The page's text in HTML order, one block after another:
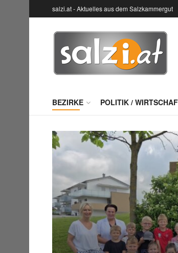
salzi.at - Aktuelles aus dem Salzkammergut
BEZIRKE POLITIK /